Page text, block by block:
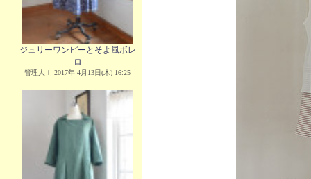
ジュリーワンピーとそよ風ボレ
ロ
管理人Ｉ 2017年 4月13日(木) 16:25